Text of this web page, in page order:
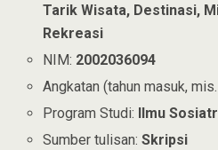
Tarik Wisata, Destinasi,
Rekreasi
NIM: 2002036094
Angkatan (tahun masuk,
Program Studi: Ilmu
Sumber tulisan:Skripsi